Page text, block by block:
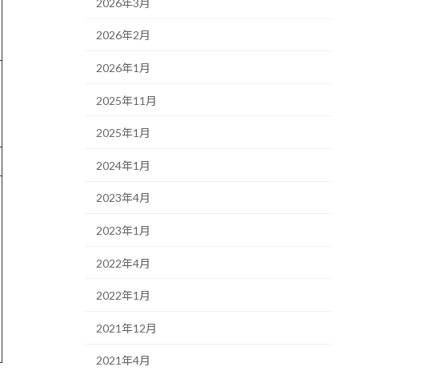
2026年2月
2026年1月
2025年11月
2025年1月
2024年1月
2023年4月
2023年1月
2022年4月
2022年1月
2021年12月
2021年4月